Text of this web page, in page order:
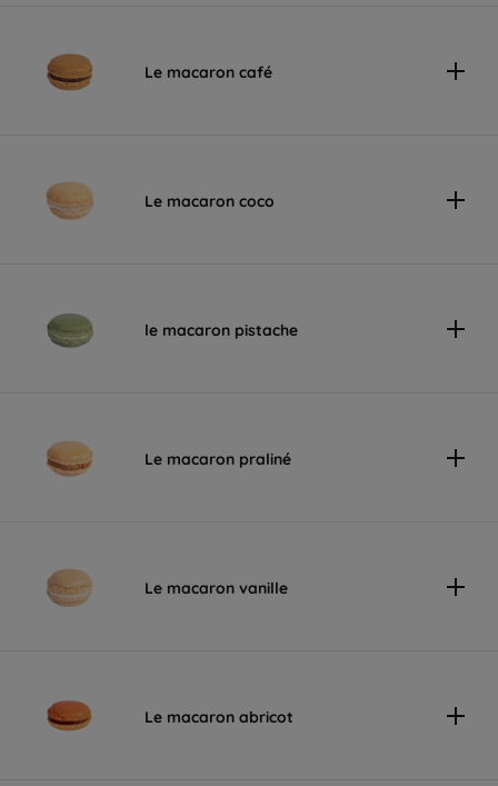
Le macaron café
Le macaron coco
le macaron pistache
Le macaron praliné
Le macaron vanille
Le macaron abricot